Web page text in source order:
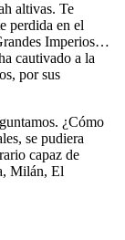
altivas. Te
perdida en el
Imperios…
cautivado a la
por sus
¿Cómo
se pudiera
capaz de
Milán, El